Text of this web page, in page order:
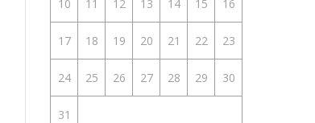
10 11 12 13 14 15 16
17 18 19 20 21 22 23
24 25 26 27 28 29 30
31